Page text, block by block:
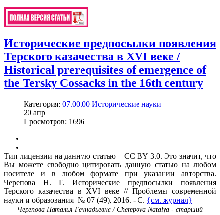
Исторические предпосылки появления
Терского казачества в XVI веке /
Historical prerequisites of emergence of
the Tersky Cossacks in the 16th century
Категория: 07.00.00 Исторические науки
20 апр
Просмотров: 1696
Тип лицензии на данную статью – CC BY 3.0. Это значит, что
Вы можете свободно цитировать данную статью на любом
носителе и в любом формате при указании авторства.
Черепова Н. Г. Исторические предпосылки появления
Терского казачества в XVI веке // Проблемы современной
науки и образования № 07 (49), 2016. - С. {см. журнал}
Черепова Наталья Геннадьевна / Cherepova Natalya - старший